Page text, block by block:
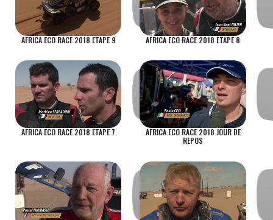
AFRICA ECO RACE 2018 ETAPE 9 AFRICA ECO RACE 2018 ETAPE 8
AFRICA ECO RACE 2018 ETAPE 7
AFRICA ECO RACE 2018 JOUR DE
REPOS